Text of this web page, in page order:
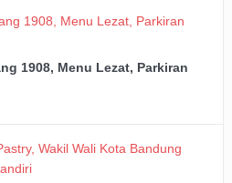
1908, Menu Lezat, Parkiran